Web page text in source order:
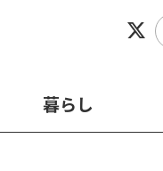
暮らし